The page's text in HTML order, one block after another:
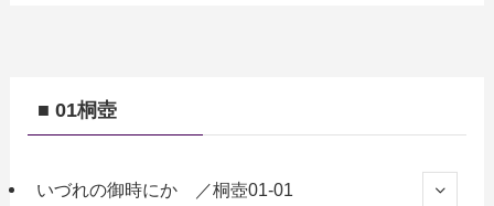
■ 01桐壺
いづれの御時にか ／桐壺01-01